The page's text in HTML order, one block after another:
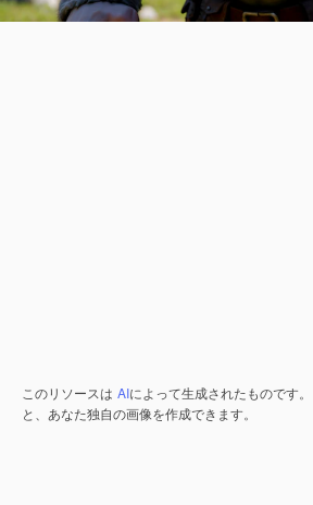
このリソースは AIによって生成されたものです。
と、あなた独自の画像を作成できます。